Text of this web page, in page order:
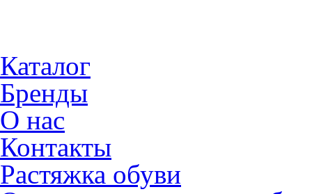
Каталог
Бренды
О нас
Контакты
Растяжка обуви